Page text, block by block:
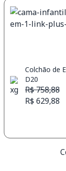
Colchão de
D20
R$ 758,88
R$ 629,88